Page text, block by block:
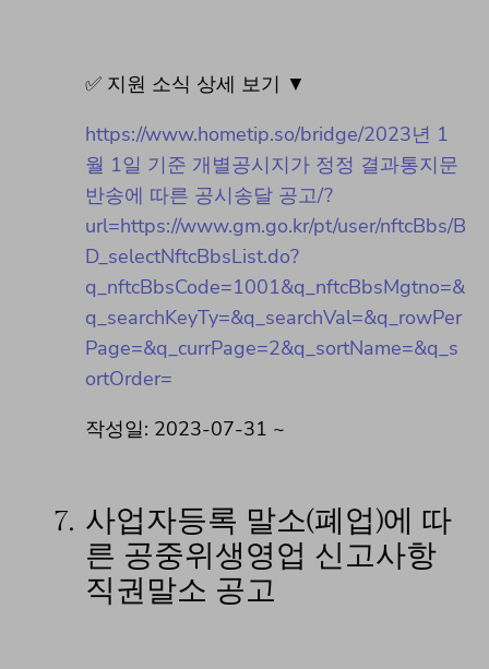
✅ 지원 소식 상세 보기 ▼
https://www.hometip.so/bridge/2023년 1
월 1일 기준 개별공시지가 정정 결과통지문
반송에 따른 공시송달 공고/?
url=https://www.gm.go.kr/pt/user/nftcBbs/B
D_selectNftcBbsList.do?
q_nftcBbsCode=1001&q_nftcBbsMgtno=&
q_searchKeyTy=&q_searchVal=&q_rowPer
Page=&q_currPage=2&q_sortName=&q_s
ortOrder=
작성일: 2023-07-31 ~
7. 사업자등록 말소(폐업)에 따
른 공중위생영업 신고사항
직권말소 공고